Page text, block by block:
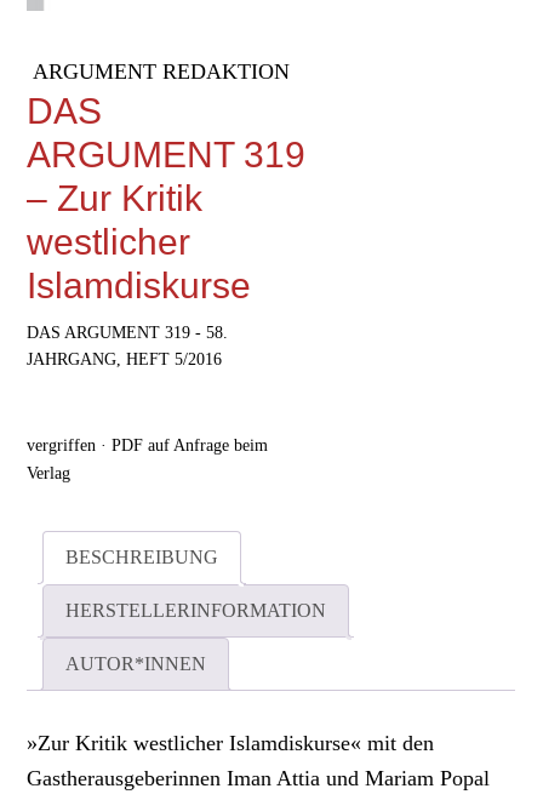
ARGUMENT REDAKTION
DAS
ARGUMENT 319
– Zur Kritik
westlicher
Islamdiskurse
DAS ARGUMENT 319 - 58.
JAHRGANG, HEFT 5/2016
vergriffen · PDF auf Anfrage beim
Verlag
BESCHREIBUNG
HERSTELLERINFORMATION
AUTOR*INNEN
»Zur Kritik westlicher Islamdiskurse« mit den
Gastherausgeberinnen Iman Attia und Mariam Popal